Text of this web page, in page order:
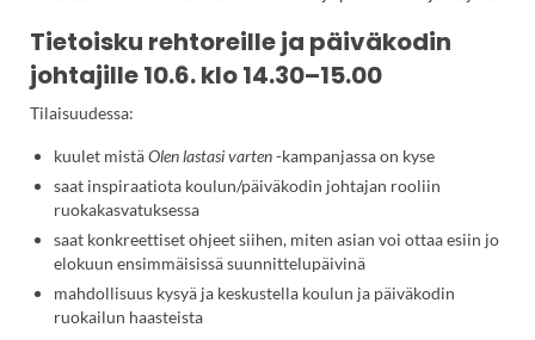
Tietoisku rehtoreille ja päiväkodin
johtajille 10.6. klo 14.30–15.00
Tilaisuudessa:
kuulet mistäOlen lastasi varten-kampanjassa on kyse
saat inspiraatiota koulun/päiväkodin johtajan rooliin
ruokakasvatuksessa
saat konkreettiset ohjeet siihen, miten asian voi ottaa esiin jo
elokuun ensimmäisissä suunnittelupäivinä
mahdollisuus kysyä ja keskustella koulun ja päiväkodin
ruokailun haasteista